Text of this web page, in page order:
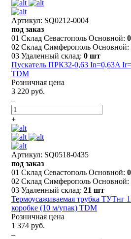
Артикул: SQ0212-0004
под заказ
01 Склад Севастополь Основной:
02 Склад Симферополь Основной:
03 Удаленный склад: 0 шт
Пускатель ПРК32-0,63 In=0,63A
TDM
Розничная цена
3 220 руб.
–
+
Артикул: SQ0518-0435
под заказ
01 Склад Севастополь Основной:
02 Склад Симферополь Основной:
03 Удаленный склад: 21 шт
Термоусаживаемая трубка ТУТнг
коробке (10 м/упак) TDM
Розничная цена
1 374 руб.
–